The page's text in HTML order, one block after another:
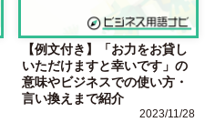
【例文付き】「お力をお貸し
いただけますと幸いです」の
意味やビジネスでの使い方・
言い換えまで紹介
2023/11/28